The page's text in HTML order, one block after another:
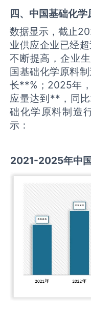
四、中国基础化学
数据显示，截止
业供应企业已经
不断提高，企业
国基础化学原料
长**%；2025年
应量达到**，同
础化学原料制造
示：
2021-2025年中